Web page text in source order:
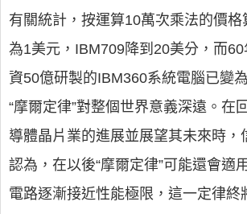
有關統計，按運算10萬次乘法的價格
為1美元，IBM709降到20美分，而
資50億研製的IBM360系統電腦已變
“摩爾定律”對整個世界意義深遠。在
導體晶片業的進展並展望其未來時，
認為，在以後“摩爾定律”可能還會適
電路逐漸接近性能極限，這一定律終